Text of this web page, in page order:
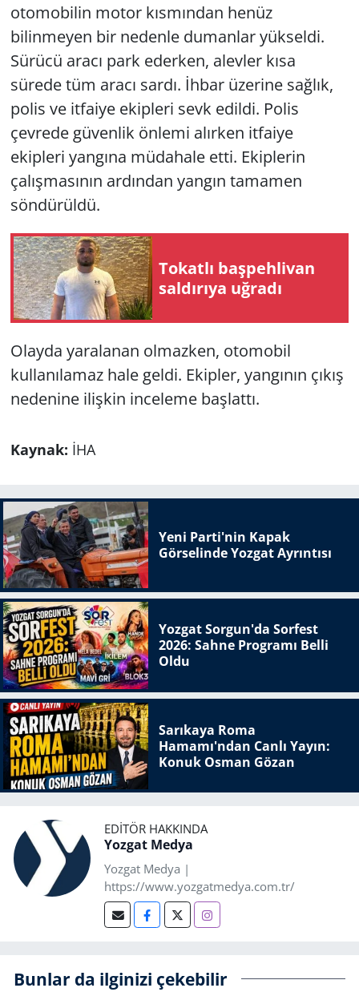
otomobilin motor kısmından henüz
bilinmeyen bir nedenle dumanlar yükseldi.
Sürücü aracı park ederken, alevler kısa
sürede tüm aracı sardı. İhbar üzerine sağlık,
polis ve itfaiye ekipleri sevk edildi. Polis
çevrede güvenlik önlemi alırken itfaiye
ekipleri yangına müdahale etti. Ekiplerin
çalışmasının ardından yangın tamamen
söndürüldü.
Tokatlı başpehlivan
saldırıya uğradı
Olayda yaralanan olmazken, otomobil
kullanılamaz hale geldi. Ekipler, yangının çıkış
nedenine ilişkin inceleme başlattı.
Kaynak: İHA
Yeni Parti'nin Kapak
Görselinde Yozgat Ayrıntısı
Yozgat Sorgun'da Sorfest
2026: Sahne Programı Belli
Oldu
Sarıkaya Roma
Hamamı'ndan Canlı Yayın:
Konuk Osman Gözan
EDITÖR HAKKINDA
Yozgat Medya
Yozgat Medya |
https://www.yozgatmedya.com.tr/
Bunlar da ilginizi çekebilir